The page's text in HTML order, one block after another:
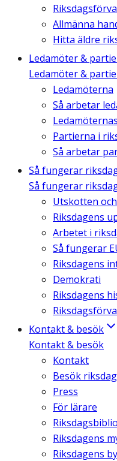
Allmänna
Hitta äldre
Ledamöter &
Ledamöter &
Ledamöterna
Så arbetar
Partierna i
Så arbetar
Så fungerar
Så fungerar
Utskotten
Riksdagens
Arbetet i
Så fungerar
Riksdagens
Demokrati
Riksdagens
Kontakt & besök
Kontakt & besök
Kontakt
Besök
Press
För lärare
Riksdagens
Riksdagens